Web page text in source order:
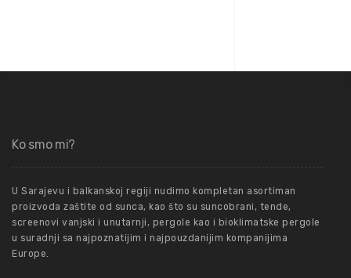
Ko smo mi?
U Sarajevu i balkanskoj regiji nudimo kompletan asortiman
proizvoda zaštite od sunca, kao što su suncobrani, tende,
screenovi vanjski i unutarnji, pergole kao i bioklimatske pergole
u suradnji sa najpoznatijim i najpouzdanijim kompanijima
Europe.